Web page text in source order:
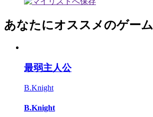
あなたにオススメのゲーム
最弱主人公
B.Knight
B.Knight